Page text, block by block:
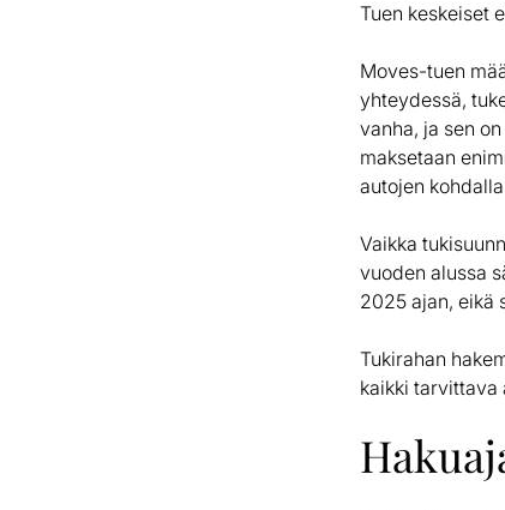
Tuen keskeiset
Moves-tuen
yhteydessä,
vanha, ja sen
maksetaan
autojen
Vaikka
vuoden alussa
2025 ajan, eikä
Tukirahan
kaikki tarvittava